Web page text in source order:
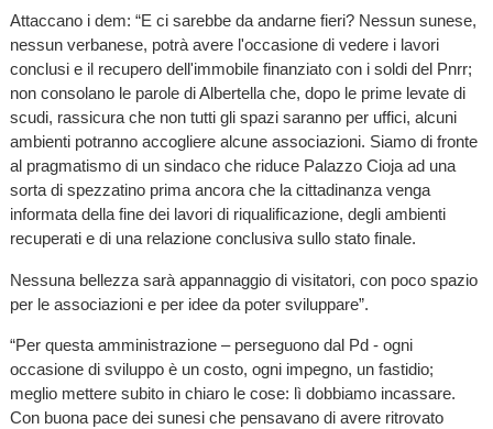
Attaccano i dem: “E ci sarebbe da andarne fieri? Nessun sunese,
nessun verbanese, potrà avere l'occasione di vedere i lavori
conclusi e il recupero dell'immobile finanziato con i soldi del Pnrr;
non consolano le parole di Albertella che, dopo le prime levate di
scudi, rassicura che non tutti gli spazi saranno per uffici, alcuni
ambienti potranno accogliere alcune associazioni. Siamo di fronte
al pragmatismo di un sindaco che riduce Palazzo Cioja ad una
sorta di spezzatino prima ancora che la cittadinanza venga
informata della fine dei lavori di riqualificazione, degli ambienti
recuperati e di una relazione conclusiva sullo stato finale.
Nessuna bellezza sarà appannaggio di visitatori, con poco spazio
per le associazioni e per idee da poter sviluppare”.
“Per questa amministrazione – perseguono dal Pd - ogni
occasione di sviluppo è un costo, ogni impegno, un fastidio;
meglio mettere subito in chiaro le cose: lì dobbiamo incassare.
Con buona pace dei sunesi che pensavano di avere ritrovato